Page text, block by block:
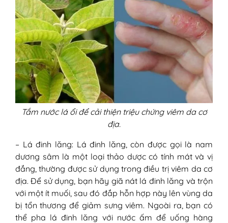
Tắm nước lá ổi để cải thiện triệu chứng viêm da cơ
địa.
– Lá đinh lăng: Lá đinh lăng, còn được gọi là nam
dương sâm là một loại thảo dược có tính mát và vị
đắng, thường được sử dụng trong điều trị viêm da cơ
địa. Để sử dụng, bạn hãy giã nát lá đinh lăng và trộn
với một ít muối, sau đó đắp hỗn hợp này lên vùng da
bị tổn thương để giảm sưng viêm. Ngoài ra, bạn có
thể pha lá đinh lăng với nước ấm để uống hàng